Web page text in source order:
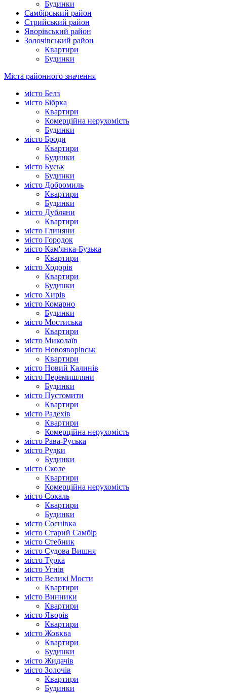
Будинки
Самбірський район
Стрийський район
Яворівський район
Золочівський район
Квартири
Будинки
Міста районного значення
місто Белз
місто Бібрка
Квартири
Комерційна нерухомість
Будинки
місто Броди
Квартири
Будинки
місто Буськ
Будинки
місто Добромиль
Квартири
Будинки
місто Дубляни
Квартири
місто Глиняни
місто Городок
місто Кам'янка-Бузька
Квартири
місто Ходорів
Квартири
Будинки
місто Хирів
місто Комарно
Будинки
місто Мостиська
Квартири
місто Миколаїв
місто Новояворівськ
Квартири
місто Новий Калинів
місто Перемишляни
Будинки
місто Пустомити
Квартири
місто Радехів
Квартири
Комерційна нерухомість
місто Рава-Руська
місто Рудки
Будинки
місто Сколе
Квартири
Комерційна нерухомість
місто Сокаль
Квартири
Будинки
місто Соснівка
місто Старий Самбір
місто Стебник
місто Судова Вишня
місто Турка
місто Угнів
місто Великі Мости
Квартири
місто Винники
Квартири
місто Яворів
Квартири
місто Жовква
Квартири
Будинки
місто Жидачів
місто Золочів
Квартири
Будинки